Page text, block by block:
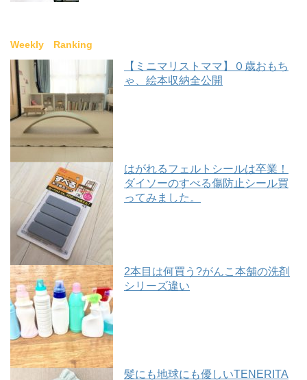
Weekly Ranking
【ミニマリストママ】０歳おもち
ゃ、絵本収納全公開
はがれるフェルトシールは卒業！
ダイソーのすべる傷防止シール買
ってみました。
2本目は何買う?がんこ本舗の洗剤
シリーズ違い
髪にも地球にも優しいTENERITA